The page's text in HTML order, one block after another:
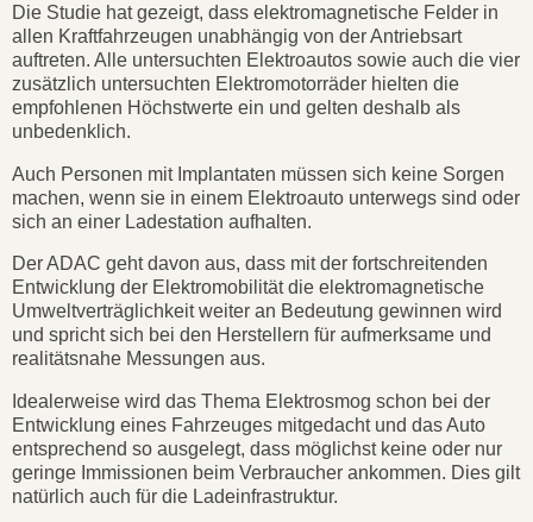
Die Studie hat gezeigt, dass elektromagnetische Felder in
allen Kraftfahrzeugen unabhängig von der Antriebsart
auftreten. Alle untersuchten Elektroautos sowie auch die vier
zusätzlich untersuchten Elektromotorräder hielten die
empfohlenen Höchstwerte ein und gelten deshalb als
unbedenklich.
Auch Personen mit Implantaten müssen sich keine Sorgen
machen, wenn sie in einem Elektroauto unterwegs sind oder
sich an einer Ladestation aufhalten.
Der ADAC geht davon aus, dass mit der fortschreitenden
Entwicklung der Elektromobilität die elektromagnetische
Umweltverträglichkeit weiter an Bedeutung gewinnen wird
und spricht sich bei den Herstellern für aufmerksame und
realitätsnahe Messungen aus.
Idealerweise wird das Thema Elektrosmog schon bei der
Entwicklung eines Fahrzeuges mitgedacht und das Auto
entsprechend so ausgelegt, dass möglichst keine oder nur
geringe Immissionen beim Verbraucher ankommen. Dies gilt
natürlich auch für die Ladeinfrastruktur.